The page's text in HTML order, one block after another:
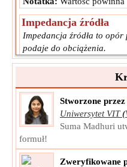
Impedancja źródła
Impedancja źródła to opór
podaje do obciążenia.
Symbol: Rs
Odporność
Jednostka:Ω
Notatka:
Wartość
Stworzone przez
Uniwersytet VIT
Suma Madhuri
formuł!
Zweryfikowane